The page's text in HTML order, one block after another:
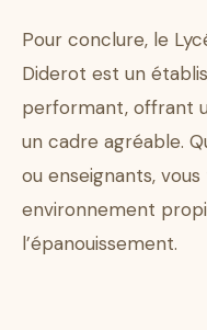
Pour conclure, le
Diderot est un
performant, offrant
un cadre agréable.
ou enseignants,
environnement
l’épanouissement.